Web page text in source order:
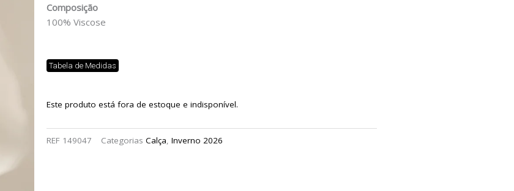
Composição
100% Viscose
Tabela de Medidas
Este produto está fora de estoque e indisponível.
REF 149047 Categorias Calça, Inverno 2026